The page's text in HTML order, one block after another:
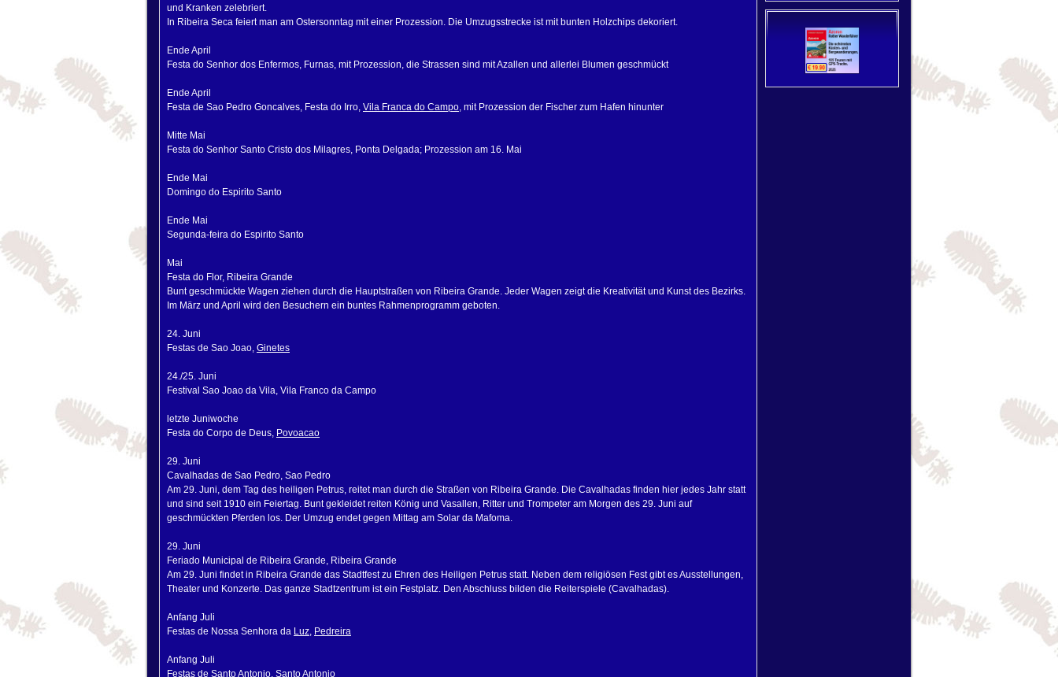
und Kranken zelebriert.
In Ribeira Seca feiert man am Ostersonntag mit einer Prozession. Die Umzugsstrecke ist mit bunten Holzchips dekoriert.
Ende April
Festa do Senhor dos Enfermos, Furnas, mit Prozession, die Strassen sind mit Azallen und allerlei Blumen geschmückt
Ende April
Festa de Sao Pedro Goncalves, Festa do Irro, Vila Franca do Campo, mit Prozession der Fischer zum Hafen hinunter
Mitte Mai
Festa do Senhor Santo Cristo dos Milagres, Ponta Delgada; Prozession am 16. Mai
Ende Mai
Domingo do Espirito Santo
Ende Mai
Segunda-feira do Espirito Santo
Mai
Festa do Flor, Ribeira Grande
Bunt geschmückte Wagen ziehen durch die Hauptstraßen von Ribeira Grande. Jeder Wagen zeigt die Kreativität und Kunst des Bezirks.
Im März und April wird den Besuchern ein buntes Rahmenprogramm geboten.
24. Juni
Festas de Sao Joao, Ginetes
24./25. Juni
Festival Sao Joao da Vila, Vila Franco da Campo
letzte Juniwoche
Festa do Corpo de Deus, Povoacao
29. Juni
Cavalhadas de Sao Pedro, Sao Pedro
Am 29. Juni, dem Tag des heiligen Petrus, reitet man durch die Straßen von Ribeira Grande. Die Cavalhadas finden hier jedes Jahr statt
und sind seit 1910 ein Feiertag. Bunt gekleidet reiten König und Vasallen, Ritter und Trompeter am Morgen des 29. Juni auf
geschmückten Pferden los. Der Umzug endet gegen Mittag am Solar da Mafoma.
29. Juni
Feriado Municipal de Ribeira Grande, Ribeira Grande
Am 29. Juni findet in Ribeira Grande das Stadtfest zu Ehren des Heiligen Petrus statt. Neben dem religiösen Fest gibt es Ausstellungen,
Theater und Konzerte. Das ganze Stadtzentrum ist ein Festplatz. Den Abschluss bilden die Reiterspiele (Cavalhadas).
Anfang Juli
Festas de Nossa Senhora da Luz, Pedreira
Anfang Juli
Festas de Santo Antonio, Santo Antonio